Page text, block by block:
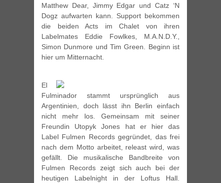
Matthew Dear, Jimmy Edgar und Catz ‘N
Dogz aufwarten kann. Support bekommen
die beiden Acts im Chalet von ihren
Labelmates Eddie Fowlkes, M.A.N.D.Y.,
Simon Dunmore und Tim Green. Beginn ist
hier um Mitternacht.
El
Fulminador stammt ursprünglich aus
Argentinien, doch lässt ihn Berlin einfach
nicht mehr los. Gemeinsam mit seiner
Freundin Utopyk Jones hat er hier das
Label Fulmen Records gegründet, das frei
nach dem Motto arbeitet, releast wird, was
gefällt. Die musikalische Bandbreite von
Fulmen Records zeigt sich auch bei der
heutigen Labelnight in der Loftus Hall.